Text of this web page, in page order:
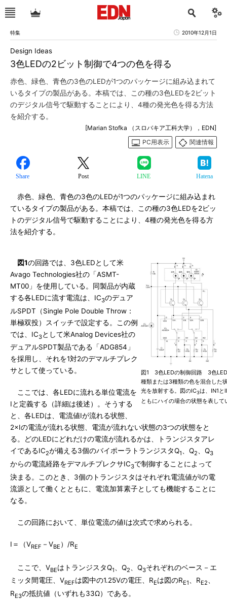
特集 2010年12月1日
3色LEDの2ビット制御で4つの色を得る
Design Ideas
赤色、緑色、青色の3色のLEDが1つのパッケージに組み込まれて
いるタイプの製品がある。本稿では、この種の3色LEDを2ビット
のデジタル信号で駆動することにより、4種の発光色を得る方法
を紹介する。
[Marian Stofka （スロバキア工科大学），EDN]
PC用表示
関連情報
Share Post LINE Hatena
赤色、緑色、青色の3色のLEDが1つのパッケージに組み込まれ
ているタイプの製品がある。本稿では、この種の3色LEDを2ビッ
トのデジタル信号で駆動することにより、4種の発光色を得る方
法を紹介する。
図1 3色LEDの制御回路 3色
種類または3種類の色を混合した
光を放射する。図のIC3は、IN1と
ともにハイの場合の状態を表して
図1の回路では、3色LEDとして米
Avago Technologies社の「ASMT-
MT00」を使用している。同製品が内蔵
する各LEDに流す電流は、IC3のデュア
ルSPDT（Single Pole Double Throw：
単極双投）スイッチで設定する。この例
では、IC3として米Analog Devices社の
デュアルSPDT製品である「ADG854」
を採用し、それを1対2のデマルチプレク
サとして使っている。
ここでは、各LEDに流れる単位電流を
Iと定義する（詳細は後述）。そうする
と、各LEDは、電流値Iが流れる状態、
2×Iの電流が流れる状態、電流が流れない状態の3つの状態をと
る。どのLEDにどれだけの電流が流れるかは、トランジスタアレ
イであるIC2が備える3個のバイポーラトランジスタQ1、Q2、Q3
からの電流経路をデマルチプレクサIC3で制御することによって
決まる。このとき、3個のトランジスタはそれぞれ電流値がIの電
流源として働くとともに、電流加算素子としても機能することに
なる。
この回路において、単位電流の値Iは次式で求められる。
I＝（VREF －VBE ）/RE
ここで、VBEはトランジスタQ1 、Q2 、Q3それぞれのベース－エ
ミッタ間電圧、VREFは図中の1.25Vの電圧、REは図のRE1、RE2、
RE3の抵抗値（いずれも33Ω）である。